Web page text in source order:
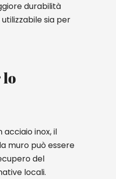
durabilità
utilizzabile sia per
lo
inox, il
muro può essere
del
locali.